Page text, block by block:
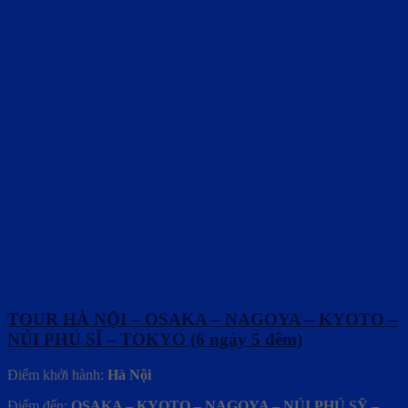
TOUR HÀ NỘI – OSAKA – NAGOYA – KYOTO –
NÚI PHÚ SĨ – TOKYO (6 ngày 5 đêm)
Điểm khởi hành: Hà Nội